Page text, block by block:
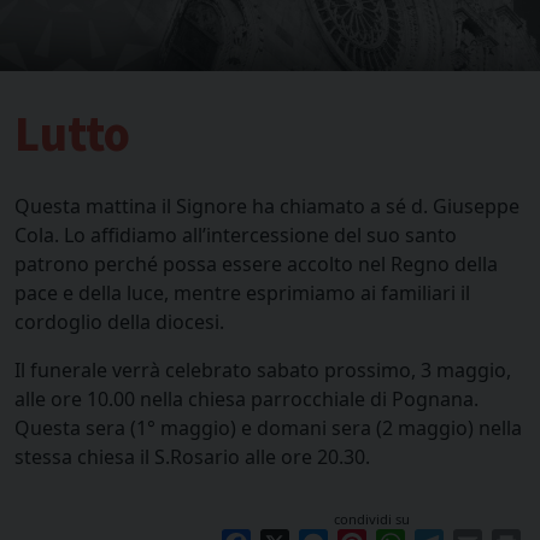
Lutto
Questa mattina il Signore ha chiamato a sé d. Giuseppe
Cola. Lo affidiamo all’intercessione del suo santo
patrono perché possa essere accolto nel Regno della
pace e della luce, mentre esprimiamo ai familiari il
cordoglio della diocesi.
Il funerale verrà celebrato sabato prossimo, 3 maggio,
alle ore 10.00 nella chiesa parrocchiale di Pognana.
Questa sera (1° maggio) e domani sera (2 maggio) nella
stessa chiesa il S.Rosario alle ore 20.30.
condividi su